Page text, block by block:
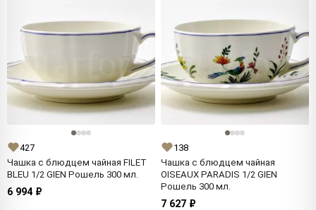
427
Чашка с блюдцем чайная FILET
BLEU 1/2 GIEN Рошель 300 мл.
6 994 ₽
138
Чашка с блюдцем чайная
OISEAUX PARADIS 1/2 GIEN
Рошель 300 мл.
7 627 ₽